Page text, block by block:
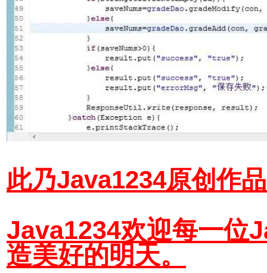
此乃Java1234原创作
Java1234欢迎每一位
造美好的明天。